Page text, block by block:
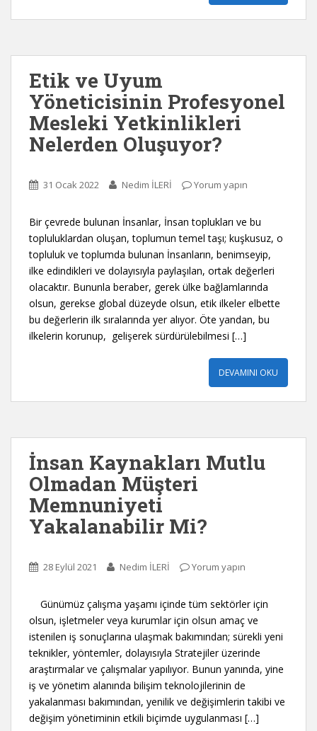
Etik ve Uyum
Yöneticisinin Profesyonel
Mesleki Yetkinlikleri
Nelerden Oluşuyor?
31 Ocak 2022 Nedim İLERİ Yorum yapın
Bir çevrede bulunan İnsanlar, İnsan toplukları ve bu
topluluklardan oluşan, toplumun temel taşı; kuşkusuz, o
topluluk ve toplumda bulunan İnsanların, benimseyip,
ilke edindikleri ve dolayısıyla paylaşılan, ortak değerleri
olacaktır. Bununla beraber, gerek ülke bağlamlarında
olsun, gerekse global düzeyde olsun, etik ilkeler elbette
bu değerlerin ilk sıralarında yer alıyor. Öte yandan, bu
ilkelerin korunup, gelişerek sürdürülebilmesi […]
DEVAMINI OKU
İnsan Kaynakları Mutlu
Olmadan Müşteri
Memnuniyeti
Yakalanabilir Mi?
28 Eylül 2021 Nedim İLERİ Yorum yapın
Günümüz çalışma yaşamı içinde tüm sektörler için
olsun, işletmeler veya kurumlar için olsun amaç ve
istenilen iş sonuçlarına ulaşmak bakımından; sürekli yeni
teknikler, yöntemler, dolayısıyla Stratejiler üzerinde
araştırmalar ve çalışmalar yapılıyor. Bunun yanında, yine
iş ve yönetim alanında bilişim teknolojilerinin de
yakalanması bakımından, yenilik ve değişimlerin takibi ve
değişim yönetiminin etkili biçimde uygulanması […]